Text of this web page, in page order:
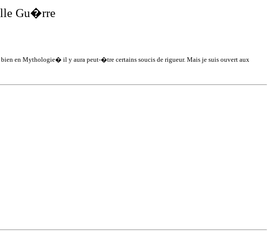
Gu�rre
en Mythologie� il y aura peut-�tre certains soucis de rigueur. Mais je suis ouvert aux